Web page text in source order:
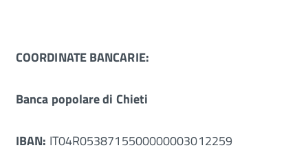
COORDINATE BANCARIE:
Banca popolare di Chieti
IBAN: IT04R0538715500000003012259